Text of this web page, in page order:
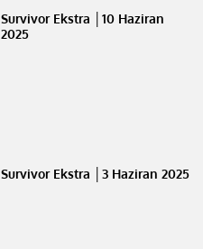
Survivor Ekstra │10 Haziran
2025
Survivor Ekstra │3 Haziran 2025